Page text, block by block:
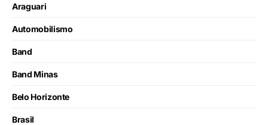
Araguari
Automobilismo
Band
Band Minas
Belo Horizonte
Brasil